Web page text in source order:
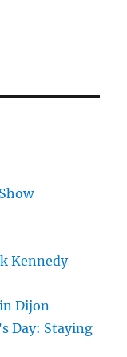
Kennedy
Dijon
Day: Staying